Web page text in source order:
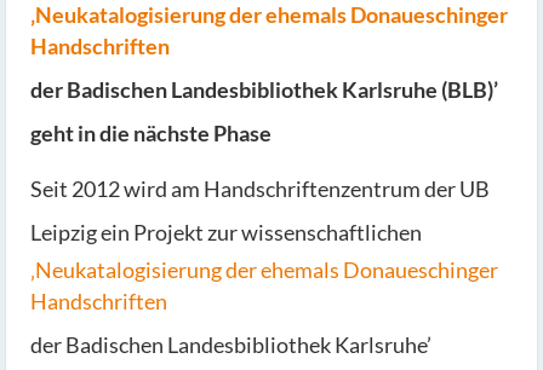
‚Neukatalogisierung der ehemals Donaueschinger
Handschriften
der Badischen Landesbibliothek Karlsruhe (BLB)’
geht in die nächste Phase
Seit 2012 wird am Handschriftenzentrum der UB
Leipzig ein Projekt zur wissenschaftlichen
‚Neukatalogisierung der ehemals Donaueschinger
Handschriften
der Badischen Landesbibliothek Karlsruhe’